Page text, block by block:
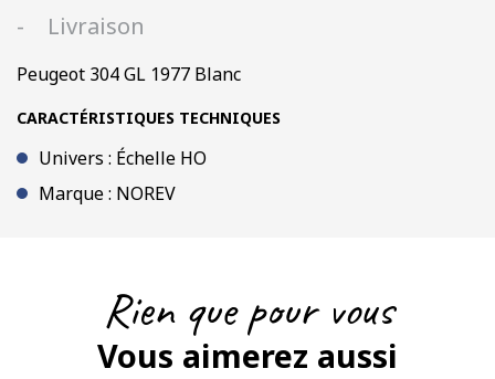
Livraison
Peugeot 304 GL 1977 Blanc
CARACTÉRISTIQUES TECHNIQUES
Univers : Échelle HO
Marque : NOREV
Rien que pour vous
Vous aimerez aussi